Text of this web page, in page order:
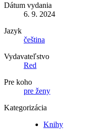
Dátum vydania
6. 9. 2024
Jazyk
čeština
Vydavateľstvo
Red
Pre koho
pre ženy
Kategorizácia
Knihy